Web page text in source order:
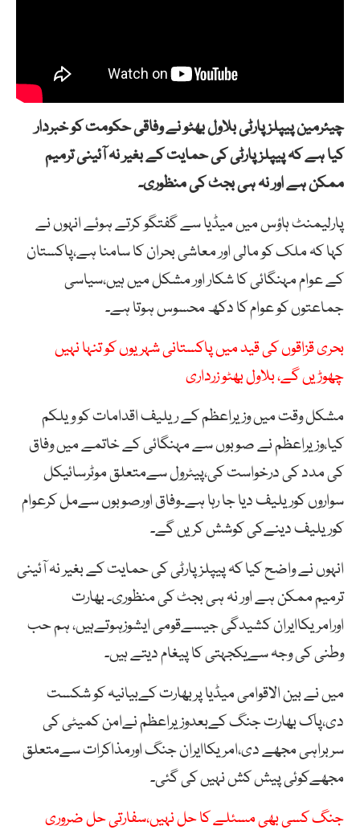
چیئرمین پیپلز پارٹی بلاول بھٹو نے وفاقی حکومت کو خبردار
کیا ہے کہ پیپلزپارٹی کی حمایت کے بغیر نہ آئینی ترمیم
ممکن ہے اور نہ ہی بجٹ کی منظوری۔
پارلیمنٹ ہاؤس میں میڈیا سے گفتگو کرتے ہوئے انہوں نے
کہا کہ ملک کو مالی اور معاشی بحران کا سامنا ہے،پاکستان
کے عوام مہنگائی کا شکار اور مشکل میں ہیں،سیاسی
جماعتوں کو عوام کا دکھ محسوس ہوتا ہے۔
بحری قزاقوں کی قید میں پاکستانی شہریوں کو تنہا نہیں
چھوڑیں گے، بلاول بھٹو زرداری
مشکل وقت میں وزیراعظم کے ریلیف اقدامات کو ویلکم
کیا،وزیراعظم نے صوبوں سے مہنگائی کے خاتمے میں وفاق
کی مدد کی درخواست کی،پیٹرول سےمتعلق موٹرسائیکل
سواروں کوریلیف دیا جا رہا ہے۔وفاق اورصوبوں سےمل کرعوام
کوریلیف دینےکی کوشش کریں گے۔
انہوں نے واضح کیا کہ پیپلز پارٹی کی حمایت کے بغیر نہ آئینی
ترمیم ممکن ہے اور نہ ہی بجٹ کی منظوری۔ بھارت
اورامریکاایران کشیدگی جیسےقومی ایشوزہوتےہیں، ہم حب
وطنی کی وجہ سےیکجہتی کا پیغام دیتے ہیں۔
میں نے بین الاقوامی میڈیا پربھارت کےبیانیہ کو شکست
دی،پاک بھارت جنگ کےبعدوزیراعظم نےامن کمیٹی کی
سربراہی مجھے دی،امریکاایران جنگ اورمذاکرات سےمتعلق
مجھےکوئی پیش کش نہیں کی گئی۔
جنگ کسی بھی مسئلے کا حل نہیں،سفارتی حل ضروری